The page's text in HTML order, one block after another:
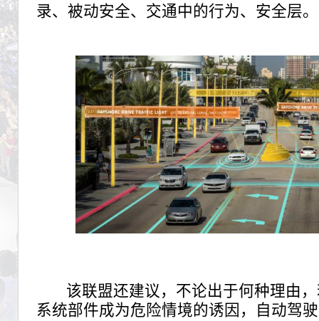
录、被动安全、交通中的行为、安全层。
该联盟还建议，不论出于何种理由
系统部件成为危险情境的诱因，自动驾